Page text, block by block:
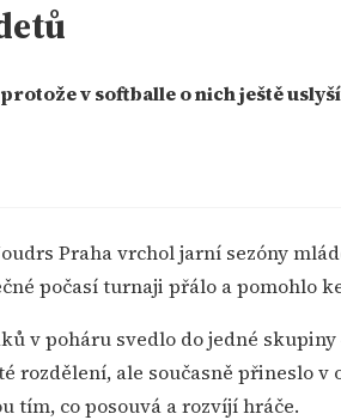
v softballe o nich ještě
Praha vrchol jarní sezóny
počasí turnaji přálo a pomohlo
v poháru svedlo do jedné
rozdělení, ale současně přineslo v
tím, co posouvá a rozvíjí hráče.